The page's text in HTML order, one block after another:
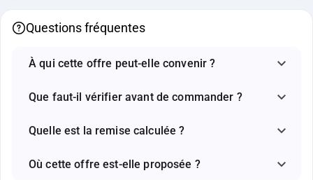
Questions fréquentes
À qui cette offre peut-elle convenir ?
Que faut-il vérifier avant de commander ?
Quelle est la remise calculée ?
Où cette offre est-elle proposée ?